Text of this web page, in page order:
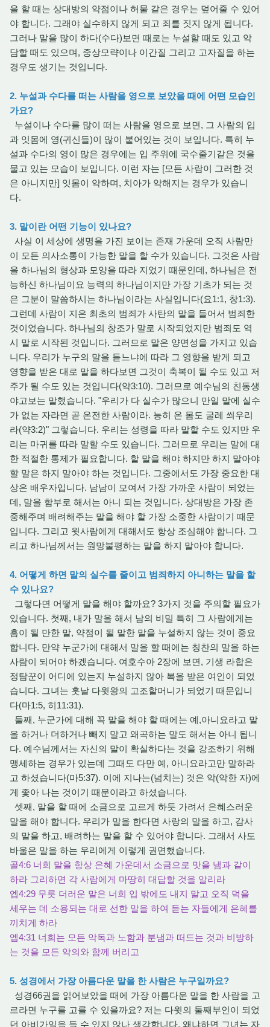
을 할 때는 상대방의 약점이나 허물 같은 경우는 덮어줄 수 있어
야 합니다. 그래야 실수하지 않게 되고 죄를 짓지 않게 됩니다.
그러나 말을 많이 하다(수다)보면 때로는 누설할 때도 있고 악
담할 때도 있으며, 중상모략이나 이간질 그리고 고자질을 하는
경우도 생기는 것입니다.
2. 누설과 수다를 떠는 사람을 영으로 보았을 때에 어떤 모습인
가요?
누설이나 수다를 많이 떠는 사람을 영으로 보면, 그 사람의 입
과 잇몸에 영(귀신들)이 많이 붙어있는 것이 보입니다. 특히 누
설과 수다의 영이 많은 경우에는 입 주위에 국수줄기같은 것을
물고 있는 모습이 보입니다. 이런 자는 [모든 사람이 그러한 것
은 아니지만] 잇몸이 약하며, 치아가 약해지는 경우가 있습니
다.
3. 말이란 어떤 기능이 있나요?
사실 이 세상에 생명을 가진 보이는 존재 가운데 오직 사람만
이 모든 의사소통이 가능한 말을 할 수가 있습니다. 그것은 사람
을 하나님의 형상과 모양을 따라 지었기 때문인데, 하나님은 전
능하신 하나님이요 능력의 하나님이지만 가장 기초가 되는 것
은 그분이 말씀하시는 하나님이라는 사실입니다(요1:1, 창1:3).
그런데 사람이 지은 최초의 범죄가 사탄의 말을 들어서 범죄한
것이었습니다. 하나님의 창조가 말로 시작되었지만 범죄도 역
시 말로 시작된 것입니다. 그러므로 말은 양면성을 가지고 있습
니다. 우리가 누구의 말을 듣느냐에 따라 그 영향을 받게 되고
영향을 받은 대로 말을 하다보면 그것이 축복이 될 수도 있고 저
주가 될 수도 있는 것입니다(약3:10). 그러므로 예수님의 친동생
야고보는 말했습니다. "우리가 다 실수가 많으니 만일 말에 실수
가 없는 자라면 곧 온전한 사람이라. 능히 온 몸도 굴레 씌우리
라(약3:2)" 그렇습니다. 우리는 성령을 따라 말할 수도 있지만 우
리는 마귀를 따라 말할 수도 있습니다. 그러므로 우리는 말에 대
한 적절한 통제가 필요합니다. 할 말을 해야 하지만 하지 말아야
할 말은 하지 말아야 하는 것입니다. 그중에서도 가장 중요한 대
상은 배우자입니다. 남남이 모여서 가장 가까운 사람이 되었는
데, 말을 함부로 해서는 아니 되는 것입니다. 상대방은 가장 존
중해주며 배려해주는 말을 해야 할 가장 소중한 사람이기 때문
입니다. 그리고 윗사람에게 대해서도 항상 조심해야 합니다. 그
리고 하나님께서는 원망불평하는 말을 하지 말아야 합니다.
4. 어떻게 하면 말의 실수를 줄이고 범죄하지 아니하는 말을 할
수 있나요?
그렇다면 어떻게 말을 해야 할까요? 3가지 것을 주의할 필요가
있습니다. 첫째, 내가 말을 해서 남의 비밀 특히 그 사람에게는
흠이 될 만한 말, 약점이 될 말한 말을 누설하지 않는 것이 중요
합니다. 만약 누군가에 대해서 말을 할 때에는 칭찬의 말을 하는
사람이 되어야 하겠습니다. 여호수아 2장에 보면, 기생 라합은
정탐꾼이 어디에 있는지 누설하지 않아 복을 받은 여인이 되었
습니다. 그녀는 훗날 다윗왕의 고조할머니가 되었기 때문입니
다(마1:5, 히11:31).
둘째, 누군가에 대해 꼭 말을 해야 할 때에는 예,아니요라고 말
을 하거나 더하거나 빼지 말고 왜곡하는 말도 해서는 아니 됩니
다. 예수님께서는 자신의 말이 확실하다는 것을 강조하기 위해
맹세하는 경우가 있는데 그때도 다만 예, 아니요라고만 말하라
고 하셨습니다(마5:37). 이에 지나는(넘치는) 것은 악(악한 자)에
게 좇아 나는 것이기 때문이라고 하셨습니다.
셋째, 말을 할 때에 소금으로 고르게 하듯 가려서 은혜스러운
말을 해야 합니다. 우리가 말을 한다면 사랑의 말을 하고, 감사
의 말을 하고, 배려하는 말을 할 수 있어야 합니다. 그래서 사도
바울은 말을 하는 우리에게 이렇게 권면했습니다.
골4:6 너희 말을 항상 은혜 가운데서 소금으로 맛을 냄과 같이
하라 그리하면 각 사람에게 마땅히 대답할 것을 알리라
엡4:29 무릇 더러운 말은 너희 입 밖에도 내지 말고 오직 덕을
세우는 데 소용되는 대로 선한 말을 하여 듣는 자들에게 은혜를
끼치게 하라
엡4:31 너희는 모든 악독과 노함과 분냄과 떠드는 것과 비방하
는 것을 모든 악의와 함께 버리고
5. 성경에서 가장 아름다운 말을 한 사람은 누구일까요?
성경66권을 읽어보았을 때에 가장 아름다운 말을 한 사람을 고
르라면 누구를 고를 수 있을까요? 저는 다윗의 둘째부인이 되었
던 아비가일을 들 수 있지 않나 생각합니다. 왜냐하면 그녀는 자